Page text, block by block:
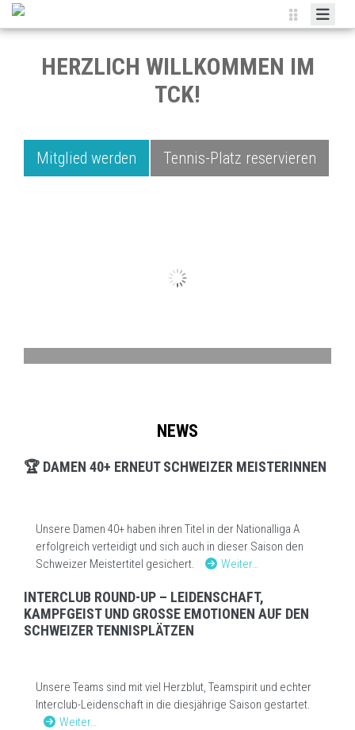
CLUB
KALENDER
HERZLICH WILLKOMMEN IM
TCK!
Mitglied werden Tennis-Platz reservieren
NEWS
🏆 DAMEN 40+ ERNEUT SCHWEIZER MEISTERINNEN
Unsere Damen 40+ haben ihren Titel in der Nationalliga A
erfolgreich verteidigt und sich auch in dieser Saison den
Schweizer Meistertitel gesichert.
Weiter…
INTERCLUB ROUND-UP – LEIDENSCHAFT,
KAMPFGEIST UND GROSSE EMOTIONEN AUF DEN
SCHWEIZER TENNISPLÄTZEN
Unsere Teams sind mit viel Herzblut, Teamspirit und echter
Interclub-Leidenschaft in die diesjährige Saison gestartet.
Weiter…